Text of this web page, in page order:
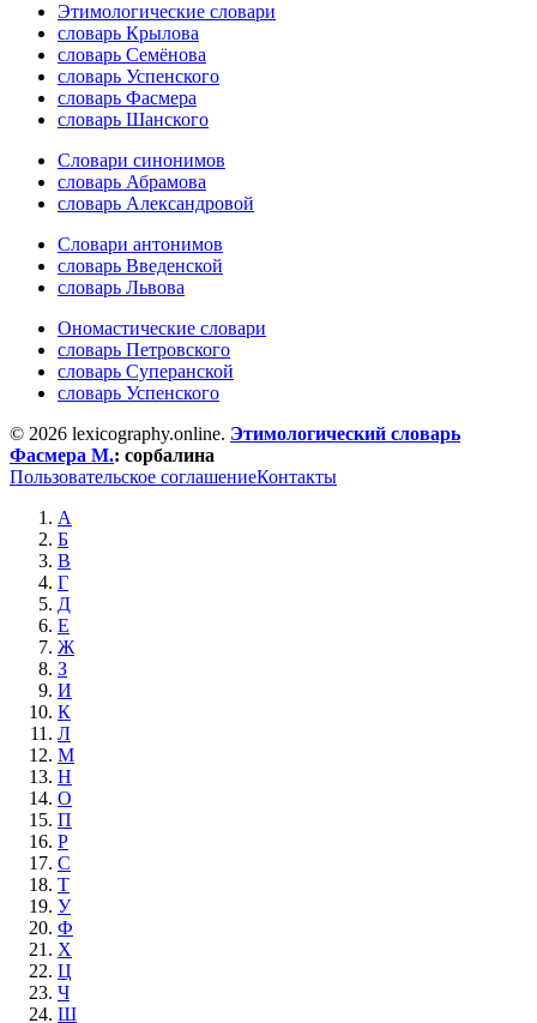
Этимологические словари
словарь Крылова
словарь Семёнова
словарь Успенского
словарь Фасмера
словарь Шанского
Словари синонимов
словарь Абрамова
словарь Александровой
Словари антонимов
словарь Введенской
словарь Львова
Ономастические словари
словарь Петровского
словарь Суперанской
словарь Успенского
© 2026 lexicography.online. Этимологический словарь
Фасмера М.: сорбалина
Пользовательское соглашениеКонтакты
А
Б
В
Г
Д
Е
Ж
З
И
К
Л
М
Н
О
П
Р
С
Т
У
Ф
Х
Ц
Ч
Ш